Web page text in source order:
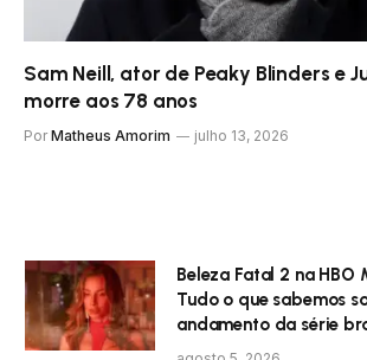
Sam Neill, ator de Peaky Blinders e
morre aos 78 anos
Por Matheus Amorim julho 13, 2026
Beleza Fatal 2 na HBO
Tudo o que sabemos
andamento da série